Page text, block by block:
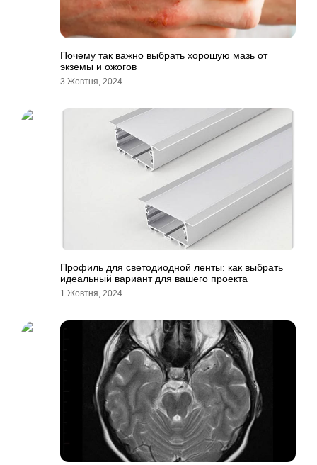
Почему так важно выбрать хорошую мазь от
экземы и ожогов
3 Жовтня, 2024
Профиль для светодиодной ленты: как выбрать
идеальный вариант для вашего проекта
1 Жовтня, 2024